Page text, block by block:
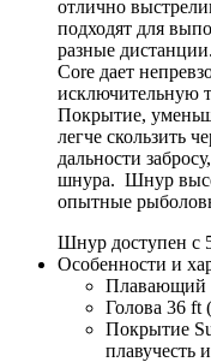
отлично
подходят для
разные
Core дает
исключительную
Покрытие,
легче скользить
дальности
шнура. Шнур
опытные
Шнур доступен с
Особенности и
Плавающий
Голова 36 ft
Покрытие
плавучесть